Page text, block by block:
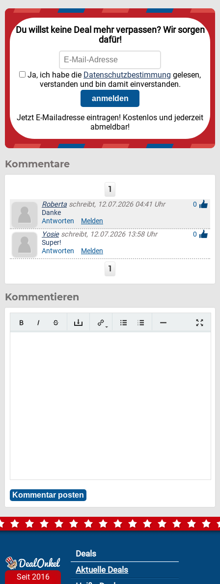
Du willst keine Deal mehr verpassen? Wir sorgen
dafür!
Ja, ich habe die Datenschutzbestimmung gelesen,
verstanden und bin damit einverstanden.
Jetzt E-Mailadresse eintragen! Kostenlos und jederzeit
abmeldbar!
Kommentare
1
Roberta schreibt, 12.07.2026 04:41 Uhr
0
Danke
Antworten
Melden
Yosieschreibt, 12.07.2026 13:58 Uhr
0
Super!
Antworten
Melden
1
Kommentieren
Seit 2016
Deals
Aktuelle Deals